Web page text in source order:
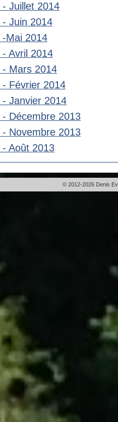
Juillet 2014
Juin 2014
Mai 2014
Avril 2014
- Mars 2014
Février 2014
Janvier 2014
Décembre 2013
Novembre 2013
Août 2013
© 2012-2026 Denis